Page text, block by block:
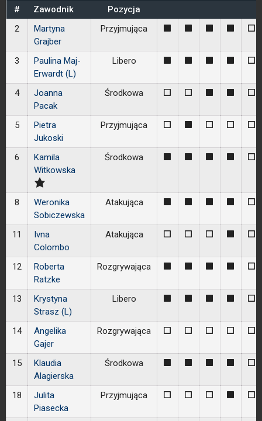
# Zawodnik
Pozycja
2
Martyna
Grajber
Przyjmująca 0
3
Paulina Maj-
Erwardt (L)
Libero 0
4
Joanna
Pacak
Środkowa 0 0 0
5
Pietra
Jukoski
Przyjmująca 0 0 0 0
6
Kamila
Witkowska
Środkowa 0
8
Weronika
Sobiczewska
Atakująca 0
11
Ivna
Colombo
Atakująca 0 0 0 0
12
Roberta
Ratzke
Rozgrywająca 0
13
Krystyna
Strasz (L)
Libero 0
14
Angelika
Gajer
Rozgrywająca 0 0 0 0 0
15
Klaudia
Alagierska
Środkowa 0
18
Julita
Piasecka
Przyjmująca 0 0 0 0